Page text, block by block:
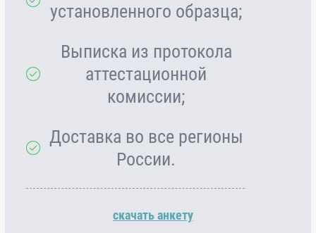
установленного образца;
Выписка из протокола
аттестационной
комиссии;
Доставка во все регионы
России.
скачать анкету